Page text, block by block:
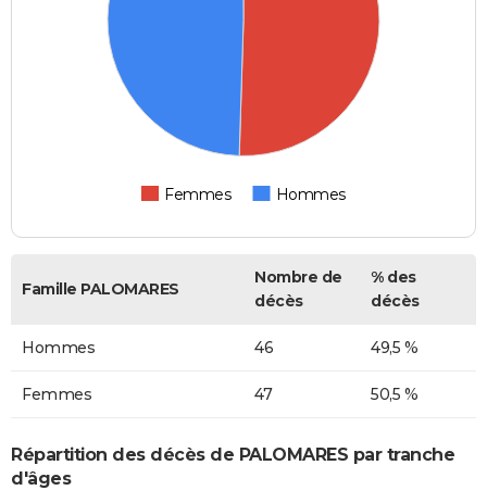
Femmes Hommes
Famille PALOMARES
Nombre de
décès
% des
décès
Hommes 46 49,5 %
Femmes 47 50,5 %
Répartition des décès de PALOMARES par tranche
d'âges